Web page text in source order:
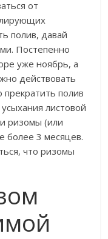
от
полив, давай
Постепенно
уже ноябрь, а
действовать
полив
листовой
ризомы (или
более 3 месяцев.
что ризомы